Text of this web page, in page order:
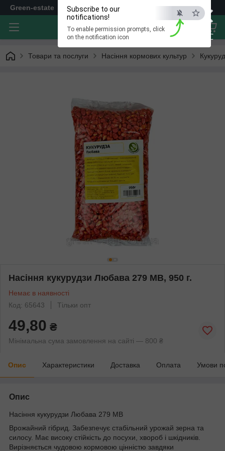
×
ESC
Subscribe to our
notifications!
To enable permission prompts, click
on the notification icon
Green-estate
Товари та послуги Насіння кормових культур
Насіння кукурудзи Любава 279 МВ, 950 г.
Немає в наявності
Код: 65643
Тільки опт
49,80 ₴
Мінімальна сума замовлення на сайті — 800 ₴
Опис Характеристики Доставка Оплата Умови
Опис
Насіння кукурудзи Любава 279 МВ
Врожайний гібрид. Забезпечує стабільний урожай зерна та
силосу. Має високу стійкість до посухи, хвороб і шкідників.
Вирізняється чудовою кормовою цінністю завдяки